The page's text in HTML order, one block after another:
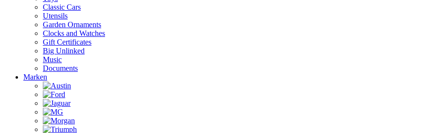
Classic Cars
Utensils
Garden Ornaments
Clocks and Watches
Gift Certificates
Big Unlinked
Music
Documents
Marken